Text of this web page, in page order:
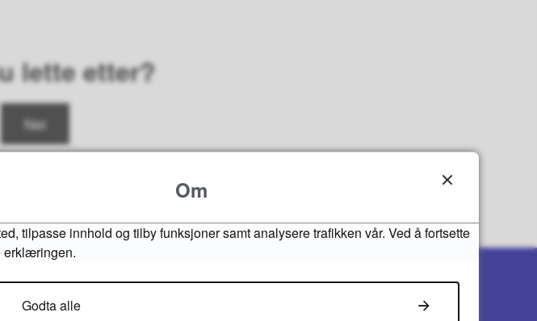
lette etter?
Nei
Om
tilpasse innhold og tilby funksjoner samt analysere trafikken vår. Ved å fortsette
erklæringen.
Godta alle